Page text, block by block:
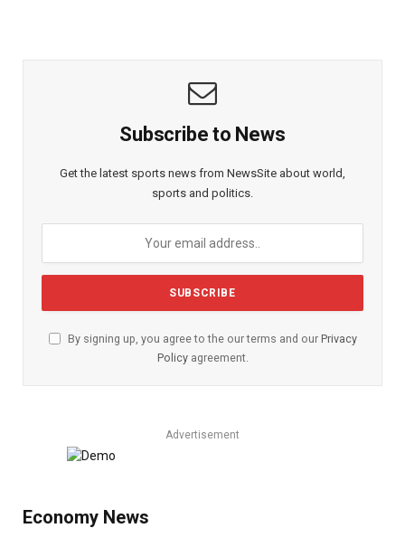
Subscribe to News
Get the latest sports news from NewsSite about world,
sports and politics.
By signing up, you agree to the our terms and our Privacy
Policyagreement.
Advertisement
Economy News